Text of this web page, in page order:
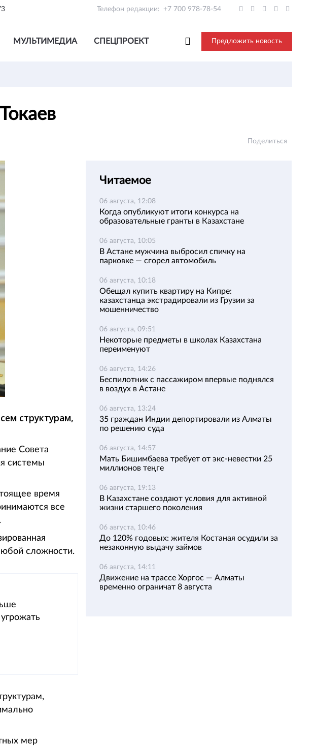
Телефон редакции: +7 700 978-78-54
МУЛЬТИМЕДИА СПЕЦПРОЕКТ Предложить новость
Поделиться
структурам,
Совета
системы
время
все
сложности.
мер
Читаемое
06 августа, 12:08
Когда опубликуют итоги конкурса на
образовательные гранты в Казахстане
06 августа, 10:05
В Астане мужчина выбросил спичку на
парковке — сгорел автомобиль
06 августа, 10:18
Обещал купить квартиру на Кипре:
казахстанца экстрадировали из Грузии за
мошенничество
06 августа, 09:51
Некоторые предметы в школах Казахстана
переименуют
06 августа, 14:26
Беспилотник с пассажиром впервые поднялся
в воздух в Астане
06 августа, 13:24
35 граждан Индии депортировали из Алматы
по решению суда
06 августа, 14:57
Мать Бишимбаева требует от экс-невестки 25
миллионов теңге
06 августа, 19:13
В Казахстане создают условия для активной
жизни старшего поколения
06 августа, 10:46
До 120% годовых: жителя Костаная осудили за
незаконную выдачу займов
06 августа, 14:11
Движение на трассе Хоргос — Алматы
временно ограничат 8 августа